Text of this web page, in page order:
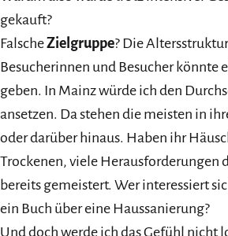
gekauft?
FalscheZielgruppe? Die
Besucherinnen und Besucher könnte
geben. In Mainz würde ich den
ansetzen. Da stehen die meisten in
oder darüber hinaus. Haben ihr
Trockenen, viele Herausforderungen
bereits gemeistert. Wer interessiert
ein Buch über eine Haussanierung?
Und doch werde ich das Gefühl nicht